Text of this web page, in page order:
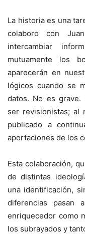
La historia es una
colaboro con
intercambiar
mutuamente los
aparecerán en
lógicos cuando se
datos. No es grave.
ser revisionistas; al
publicado a
aportaciones de los
Esta colaboración,
de distintas
una identificación,
diferencias pasan
enriquecedor como
los subrayados y